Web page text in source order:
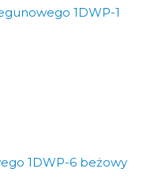
1DWP-1
1DWP-6 beżowy